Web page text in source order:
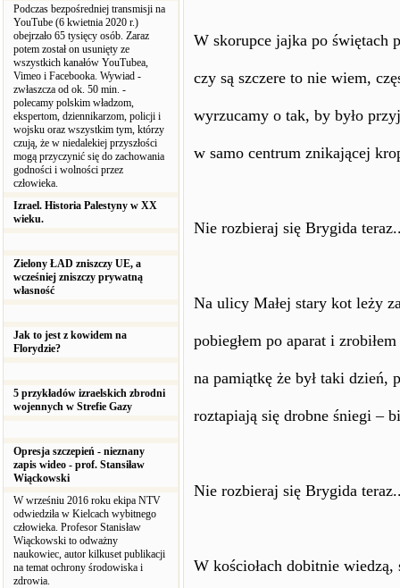
Podczas bezpośredniej transmisji na
YouTube (6 kwietnia 2020 r.)
obejrzało 65 tysięcy osób. Zaraz
potem został on usunięty ze
wszystkich kanałów YouTubea,
Vimeo i Facebooka. Wywiad -
zwłaszcza od ok. 50 min. -
polecamy polskim władzom,
ekspertom, dziennikarzom, policji i
wojsku oraz wszystkim tym, którzy
czują, że w niedalekiej przyszłości
mogą przyczynić się do zachowania
godności i wolności przez
człowieka.
Izrael. Historia Palestyny w XX
wieku.
Zielony ŁAD zniszczy UE, a
wcześniej zniszczy prywatną
własność
Jak to jest z kowidem na
Florydzie?
5 przykładów izraelskich zbrodni
wojennych w Strefie Gazy
Opresja szczepień - nieznany
zapis wideo - prof. Stansiław
Wiąckowski
W wrześniu 2016 roku ekipa NTV
odwiedziła w Kielcach wybitnego
człowieka. Profesor Stanisław
Wiąckowski to odważny
naukowiec, autor kilkuset publikacji
na temat ochrony środowiska i
zdrowia.
W skorupce jajka po świętach
czy są szczere to nie wiem,
wyrzucamy o tak, by było
w samo centrum znikającej
Nie rozbieraj się Brygida
Na ulicy Małej stary kot leży
pobiegłem po aparat i
na pamiątkę że był taki dzień,
roztapiają się drobne śniegi –
Nie rozbieraj się Brygida
W kościołach dobitnie